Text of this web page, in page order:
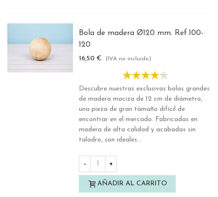
Bola de madera Ø120 mm. Ref.100-
120
16,50 € (IVA no incluido)
Descubre nuestras exclusivas bolas grandes
de madera maciza de 12 cm de diámetro,
una pieza de gran tamaño difícil de
encontrar en el mercado. Fabricadas en
madera de alta calidad y acabadas sin
taladro, son ideales...
- +
AÑADIR AL CARRITO